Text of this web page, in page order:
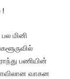
!
மினி
பணியின்
வாகன